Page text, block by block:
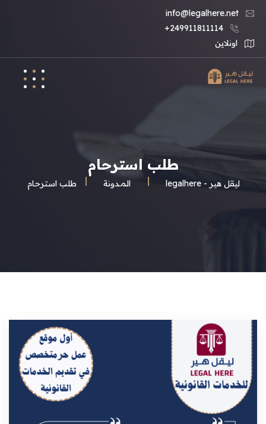
info@legalhere.net
249911811114+
اونلاين
طلب استرحام
ليقل هير - legalhere المـدونة طلب استرحام